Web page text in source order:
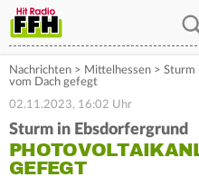
Nachrichten > Mittelhessen > Sturm
vom Dach gefegt
02.11.2023, 16:02 Uhr
Sturm in Ebsdorfergrund
GEFEGT